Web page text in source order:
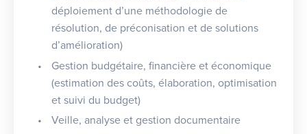
déploiement d’une méthodologie de
résolution, de préconisation et de solutions
d’amélioration)
Gestion budgétaire, financière et économique
(estimation des coûts, élaboration, optimisation
et suivi du budget)
Veille, analyse et gestion documentaire